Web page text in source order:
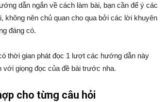
dẫn ngắn về cách làm bài, bạn cần để ý các
không nên chủ quan cho qua bởi các lời khuyên
đáng có.
thời gian phát đọc 1 lượt các hướng dẫn này
giọng đọc của đề bài trước nha.
cho từng câu hỏi